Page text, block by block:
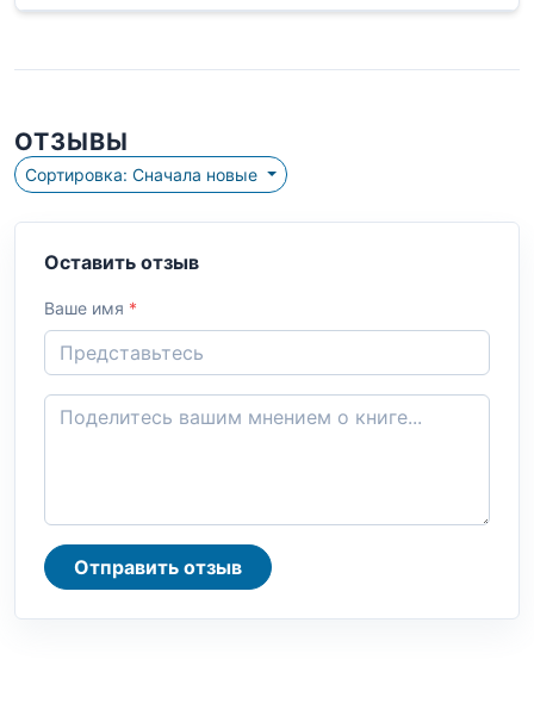
ОТЗЫВЫ
Сортировка: Сначала новые
Оставить отзыв
Ваше имя *
Отправить отзыв